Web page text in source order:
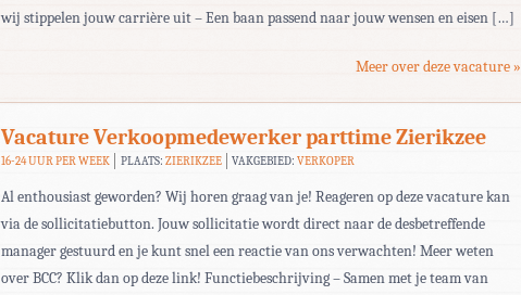
wij stippelen jouw carrière uit – Een baan passend naar jouw wensen en eisen […]
Meer over deze vacature »
Vacature Verkoopmedewerker parttime Zierikzee
16-24 UUR PER WEEK PLAATS: ZIERIKZEE VAKGEBIED:VERKOPER
Al enthousiast geworden? Wij horen graag van je! Reageren op deze vacature kan
via de sollicitatiebutton. Jouw sollicitatie wordt direct naar de desbetreffende
manager gestuurd en je kunt snel een reactie van ons verwachten! Meer weten
over BCC? Klik dan op deze link! Functiebeschrijving – Samen met je team van